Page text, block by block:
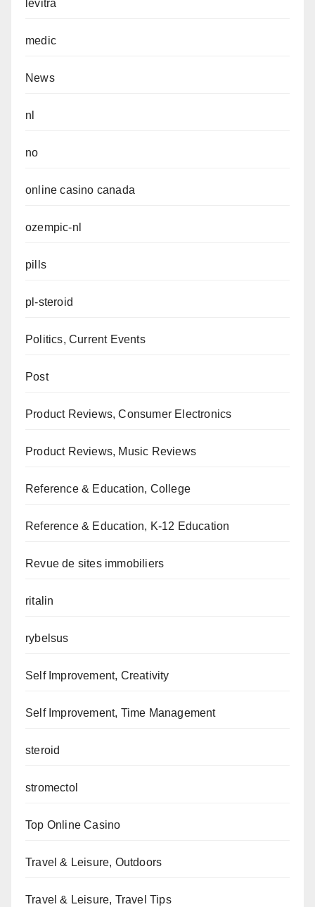
levitra
medic
News
nl
no
online casino canada
ozempic-nl
pills
pl-steroid
Politics, Current Events
Post
Product Reviews, Consumer Electronics
Product Reviews, Music Reviews
Reference & Education, College
Reference & Education, K-12 Education
Revue de sites immobiliers
ritalin
rybelsus
Self Improvement, Creativity
Self Improvement, Time Management
steroid
stromectol
Top Online Casino
Travel & Leisure, Outdoors
Travel & Leisure, Travel Tips